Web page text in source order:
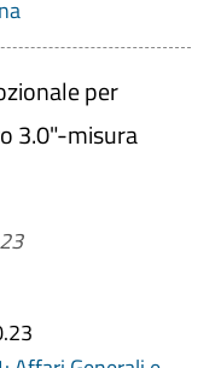
per
3.0"-misura